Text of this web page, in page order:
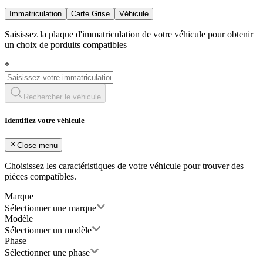
Immatriculation Carte Grise Véhicule
Saisissez la plaque d'immatriculation de votre véhicule pour obtenir
un choix de porduits compatibles
*
Rechercher le véhicule
Identifiez votre véhicule
Close menu
Choisissez les caractéristiques de votre véhicule pour trouver des
pièces compatibles.
Marque
Sélectionner une marque
Modèle
Sélectionner un modèle
Phase
Sélectionner une phase